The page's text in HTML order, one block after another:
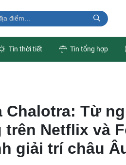
Tin thời tiết Tin tổng hợp
Chalotra: Từ
trên Netflix và
giải trí châu